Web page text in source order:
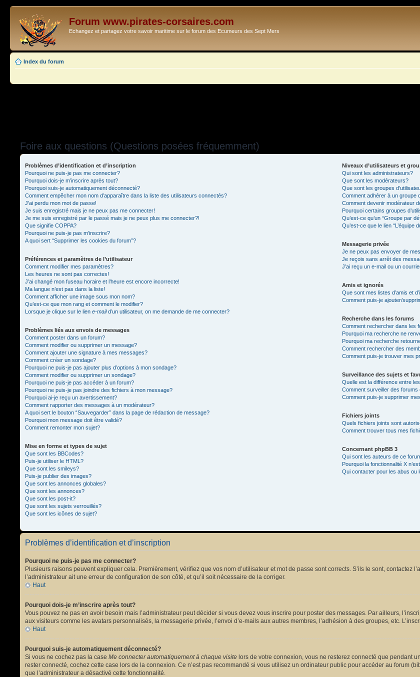
Forum www.pirates-corsaires.com
Echangez et partagez votre savoir maritime sur le forum des Ecumeurs des Sept Mers
Index du forum
Foire aux questions (Questions posées fréquemment)
Problèmes d’identification et d’inscription
Pourquoi ne puis-je pas me connecter?
Pourquoi dois-je m’inscrire après tout?
Pourquoi suis-je automatiquement déconnecté?
Comment empêcher mon nom d’apparaître dans la liste des utilisateurs connectés?
J’ai perdu mon mot de passe!
Je suis enregistré mais je ne peux pas me connecter!
Je me suis enregistré par le passé mais je ne peux plus me connecter?!
Que signifie COPPA?
Pourquoi ne puis-je pas m’inscrire?
A quoi sert “Supprimer les cookies du forum”?
Préférences et paramètres de l’utilisateur
Comment modifier mes paramètres?
Les heures ne sont pas correctes!
J’ai changé mon fuseau horaire et l’heure est encore incorrecte!
Ma langue n’est pas dans la liste!
Comment afficher une image sous mon nom?
Qu’est-ce que mon rang et comment le modifier?
Lorsque je clique sur le lien e-maild’un utilisateur, on me demande de me connecter?
Problèmes liés aux envois de messages
Comment poster dans un forum?
Comment modifier ou supprimer un message?
Comment ajouter une signature à mes messages?
Comment créer un sondage?
Pourquoi ne puis-je pas ajouter plus d’options à mon sondage?
Comment modifier ou supprimer un sondage?
Pourquoi ne puis-je pas accéder à un forum?
Pourquoi ne puis-je pas joindre des fichiers à mon message?
Pourquoi ai-je reçu un avertissement?
Comment rapporter des messages à un modérateur?
A quoi sert le bouton “Sauvegarder” dans la page de rédaction de message?
Pourquoi mon message doit être validé?
Comment remonter mon sujet?
Mise en forme et types de sujet
Que sont les BBCodes?
Puis-je utiliser le HTML?
Que sont les smileys?
Puis-je publier des images?
Que sont les annonces globales?
Que sont les annonces?
Que sont les post-it?
Que sont les sujets verrouillés?
Que sont les icônes de sujet?
Niveaux d’utilisateurs et
Qui sont les administrateurs?
Que sont les modérateurs?
Que sont les groupes
Comment adhérer à un groupe
Comment devenir modérateur
Pourquoi certains groupes
Qu’est-ce qu’un “Groupe par
Qu’est-ce que le lien “L’équipe
Messagerie privée
Je ne peux pas envoyer de
Je reçois sans arrêt des
J’ai reçu un e-mail ou un
Amis et ignorés
Que sont mes listes d’amis et
Comment puis-je ajouter/
Recherche dans les forums
Comment rechercher dans les
Pourquoi ma recherche ne
Pourquoi ma recherche
Comment rechercher des
Comment puis-je trouver mes
Surveillance des sujets et
Quelle est la différence entre
Comment surveiller des
Comment puis-je supprimer
Fichiers joints
Quels fichiers joints sont
Comment trouver tous mes
Concernant phpBB 3
Qui sont les auteurs de ce
Pourquoi la fonctionnalité X
Qui contacter pour les abus ou
Problèmes d’identification et d’inscription
Pourquoi ne puis-je pas me connecter?
Plusieurs raisons peuvent expliquer cela. Premièrement, vérifiez que vos nom d’utilisateur et mot de passe sont corrects. S’ils le sont, contactez
l’administrateur ait une erreur de configuration de son côté, et qu’il soit nécessaire de la corriger.
Haut
Pourquoi dois-je m’inscrire après tout?
Vous pouvez ne pas en avoir besoin mais l’administrateur peut décider si vous devez vous inscrire pour poster des messages. Par ailleurs,
aux visiteurs comme les avatars personnalisés, la messagerie privée, l’envoi d’e-mails aux autres membres, l’adhésion à des groupes, etc.
Haut
Pourquoi suis-je automatiquement déconnecté?
Si vous ne cochez pas la case Me connecter automatiquement à chaque visite lors de votre connexion, vous ne resterez connecté que pendant
rester connecté, cochez cette case lors de la connexion. Ce n’est pas recommandé si vous utilisez un ordinateur public pour accéder au forum
que l’administrateur a désactivé cette fonctionnalité.